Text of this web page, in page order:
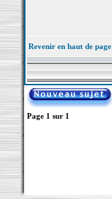
Revenir en haut de page
Page 1 sur 1